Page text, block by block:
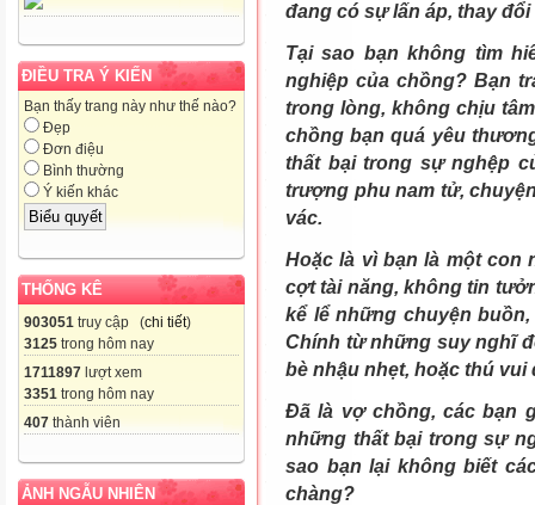
ĐIỀU TRA Ý KIẾN
Bạn thấy trang này như thế nào?
Đẹp
Đơn điệu
Bình thường
Ý kiến khác
THỐNG KÊ
903051 truy cập (chi tiết)
3125 trong hôm nay
1711897 lượt xem
3351 trong hôm nay
407 thành viên
ẢNH NGẪU NHIÊN
đang có sự lấn áp, thay
Tại sao bạn không tìm
nghiệp của chồng? Bạn
trong lòng, không chịu
chồng bạn quá yêu
thất bại trong sự nghệp
trượng phu nam tử,
vác.
Hoặc là vì bạn là một con
cợt tài năng, không tin
kể lể những chuyện
Chính từ những suy nghĩ
bè nhậu nhẹt, hoặc thú vui
Đã là vợ chồng, các bạn
những thất bại trong sự
sao bạn lại không biết
chàng?